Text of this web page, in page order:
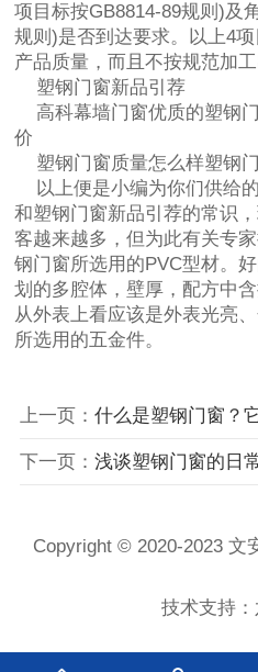
项目标按GB8814-89规则)及
规则)是否到达要求。以上4
产品质量，而且不按规范加
塑钢门窗新品引荐
高科幕墙门窗优质的塑钢
价
塑钢门窗质量怎么样塑钢
以上便是小编为你们供给
和塑钢门窗新品引荐的常识
客越来越多，但为此有关专
钢门窗所选用的PVC型材。
划的多腔体，壁厚，配方中
从外表上看应该是外表光亮
所选用的五金件。
上一页： 什么是塑钢门窗？
下一页： 浅谈塑钢门窗的日
Copyright © 2020-2023 文
技术支持